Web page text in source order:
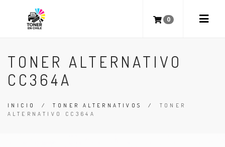
0
TONER ALTERNATIVO
CC364A
INICIO /TONER ALTERNATIVOS / TONER
ALTERNATIVO CC364A